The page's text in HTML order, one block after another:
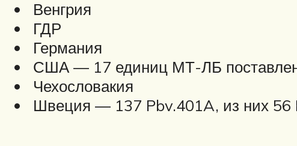
Венгрия
ГДР
Германия
США — 17 единиц МТ-ЛБ
Чехословакия
Швеция — 137 Pbv.401A, из них 56